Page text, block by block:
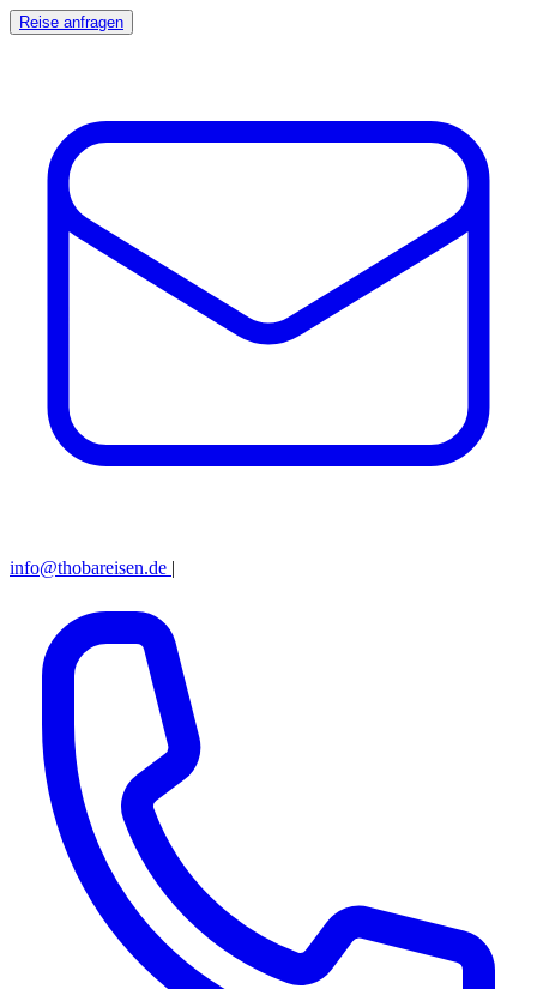
Reise anfragen
info@thobareisen.de |